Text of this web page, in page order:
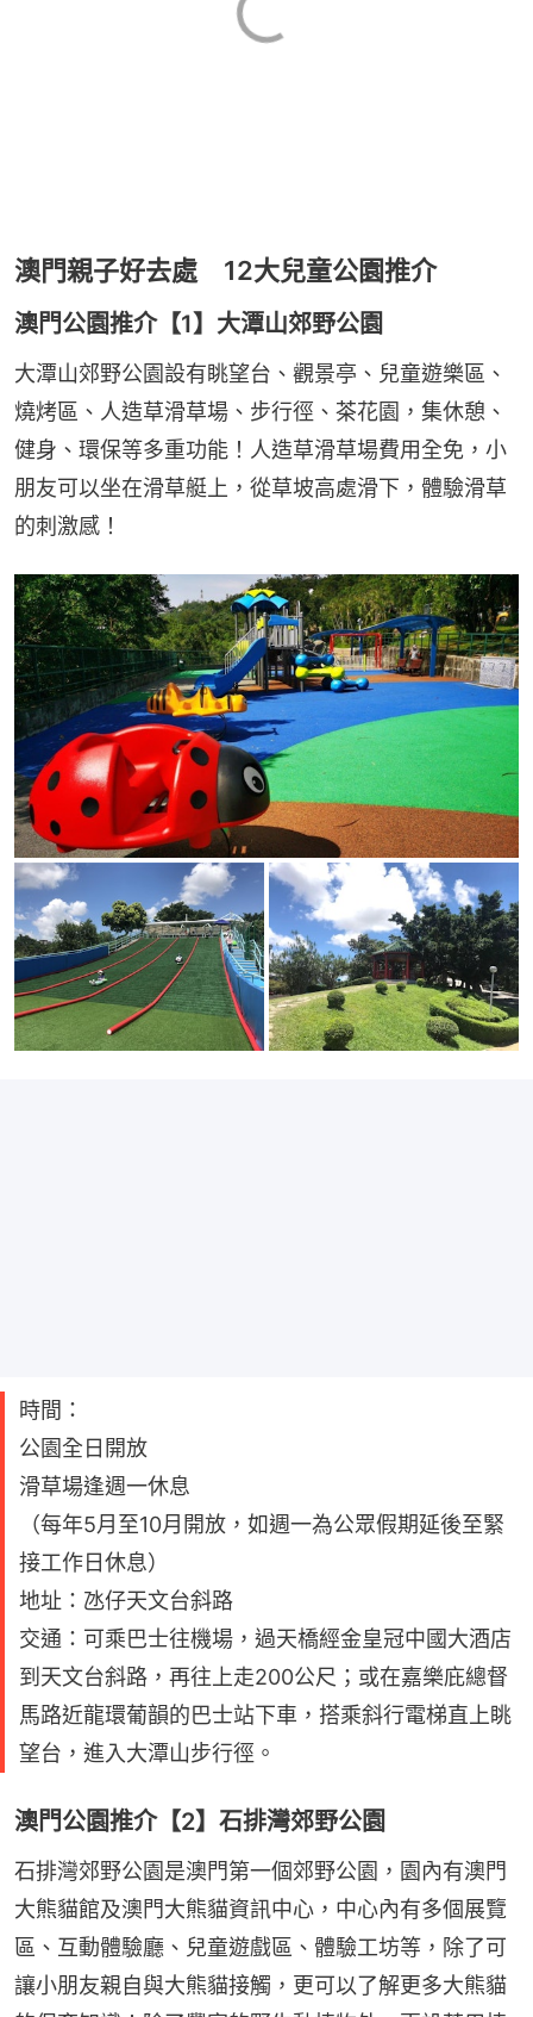
澳門親子好去處 12大兒童公園推介
澳門公園推介【1】大潭山郊野公園
大潭山郊野公園設有眺望台、觀景亭、兒童遊樂區、
燒烤區、人造草滑草場、步行徑、茶花園，集休憩、
健身、環保等多重功能！人造草滑草場費用全免，小
朋友可以坐在滑草艇上，從草坡高處滑下，體驗滑草
的刺激感！
時間：
公園全日開放
滑草場逢週一休息
（每年5月至10月開放，如週一為公眾假期延後至緊
接工作日休息）
地址：氹仔天文台斜路
交通：可乘巴士往機場，過天橋經金皇冠中國大酒店
到天文台斜路，再往上走200公尺；或在嘉樂庇總督
馬路近龍環葡韻的巴士站下車，搭乘斜行電梯直上眺
望台，進入大潭山步行徑。
澳門公園推介【2】石排灣郊野公園
石排灣郊野公園是澳門第一個郊野公園，園內有澳門
大熊貓館及澳門大熊貓資訊中心，中心內有多個展覽
區、互動體驗廳、兒童遊戲區、體驗工坊等，除了可
讓小朋友親自與大熊貓接觸，更可以了解更多大熊貓